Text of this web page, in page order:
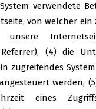
verwendete
von welcher ein
unsere
(4) die
zugreifendes
werden,
eines